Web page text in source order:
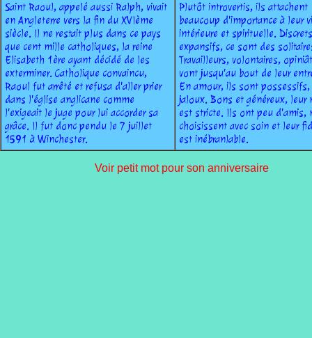
Saint Raoul, appelé aussi Ralph, vivait
en Angleterre vers la fin du XVIème
siècle. Il ne restait plus dans ce pays
que cent mille catholiques, la reine
Elisabeth 1ère ayant décidé de les
exterminer. Catholique convaincu,
Raoul fut arrêté et refusa d'aller prier
dans l'église anglicane comme
l'exigeait le juge pour lui accorder sa
grâce. Il fut donc pendu le 7 juillet
1591 à Winchester.
Plutôt introvertis, ils attachent
beaucoup d'importance à leur
intérieure et spirituelle.
expansifs, ce sont des
Travailleurs, volontaires,
vont jusqu'au bout de leur
En amour, ils sont possessifs,
jaloux. Bons et généreux, leur
est stricte. Ils ont peu d'amis,
choisissent avec soin et leur
est inébranlable.
Voir petit mot pour son anniversaire